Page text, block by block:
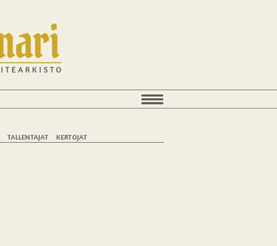
TALLENTAJAT KERTOJAT